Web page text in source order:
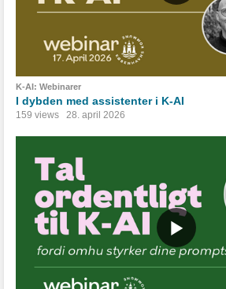
K-AI: Webinarer
I dybden med assistenter i K-AI
159 views 28. april 2026